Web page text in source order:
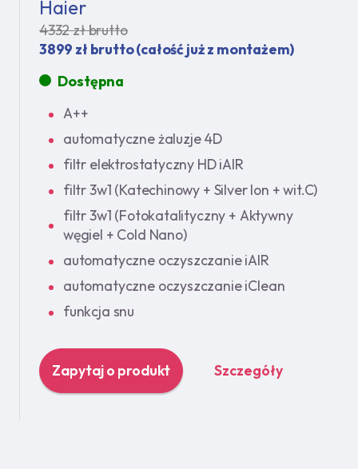
Haier
4332 zł brutto
3899 zł brutto (całość już z montażem)
Dostępna
A++
automatyczne żaluzje 4D
filtr elektrostatyczny HD iAIR
filtr 3w1 (Katechinowy + Silver Ion + wit.C)
filtr 3w1 (Fotokatalityczny + Aktywny
węgiel + Cold Nano)
automatyczne oczyszczanie iAIR
automatyczne oczyszczanie iClean
funkcja snu
Zapytaj o produkt Szczegóły